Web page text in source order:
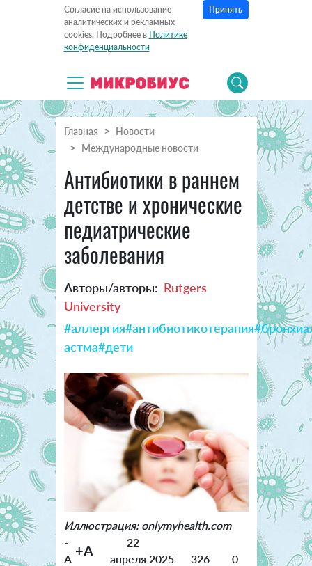
Согласие на использование
аналитических и рекламных
cookies. Подробнее в Политике
конфиденциальности
Принять
Главная
Новости
Международные новости
Антибиотики в раннем
детстве и хронические
педиатрические
заболевания
Авторы/авторы: Rutgers
University
#аллергия#антибиотикотерапия
астма#дети
Иллюстрация: onlymyhealth.com
-
A +A
22
апреля 2025
326 0